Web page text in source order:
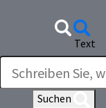
Text
Suchen